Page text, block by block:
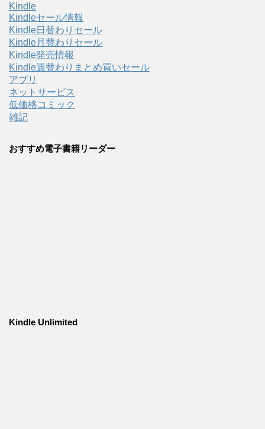
Kindle
Kindleセール情報
Kindle日替わりセール
Kindle月替わりセール
Kindle発売情報
Kindle週替わりまとめ買いセール
アプリ
ネットサービス
低価格コミック
雑記
おすすめ電子書籍リーダー
Kindle Unlimited